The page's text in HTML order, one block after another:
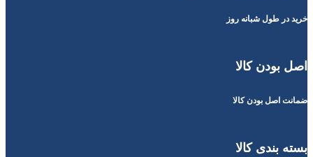
خرید در طول شبانه روز
اصل بودن کالا
ضمانت اصل بودن کالا
بسته بندی کالا